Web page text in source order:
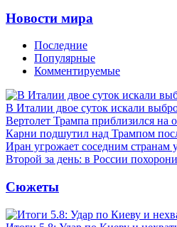
Новости мира
Последние
Популярные
Комментируемые
В Италии двое суток искали
Вертолет Трампа приблизился на
Карни подшутил над Трампом
Иран угрожает соседним
Второй за день: в России
Сюжеты